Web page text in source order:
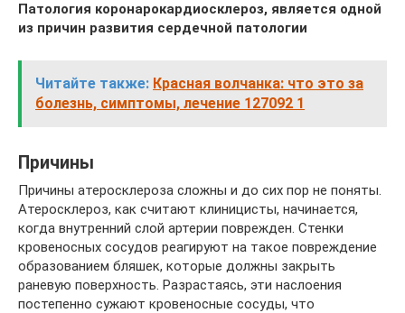
Патология коронарокардиосклероз, является одной
из причин развития сердечной патологии
Читайте также: Красная волчанка: что это за
болезнь, симптомы, лечение 127092 1
Причины
Причины атеросклероза сложны и до сих пор не поняты.
Атеросклероз, как считают клиницисты, начинается,
когда внутренний слой артерии поврежден. Стенки
кровеносных сосудов реагируют на такое повреждение
образованием бляшек, которые должны закрыть
раневую поверхность. Разрастаясь, эти наслоения
постепенно сужают кровеносные сосуды, что